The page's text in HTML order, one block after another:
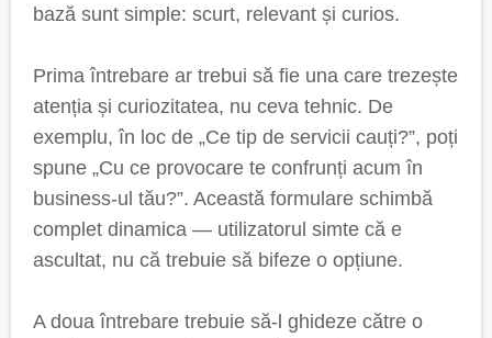
bază sunt simple: scurt, relevant și curios.
Prima întrebare ar trebui să fie una care trezește
atenția și curiozitatea, nu ceva tehnic. De
exemplu, în loc de „Ce tip de servicii cauți?”, poți
spune „Cu ce provocare te confrunți acum în
business-ul tău?”. Această formulare schimbă
complet dinamica — utilizatorul simte că e
ascultat, nu că trebuie să bifeze o opțiune.
A doua întrebare trebuie să-l ghideze către o